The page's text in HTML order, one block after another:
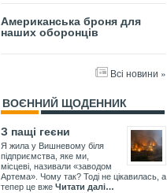
Американська броня для
наших оборонців
Всі новини »
ВОЄННИЙ ЩОДЕННИК
З пащі геєни
Я жила у Вишневому біля
підприємства, яке ми,
місцеві, називали «заводом
Артема». Чому так? Тоді не цікавилась, а
тепер це вже Читати далі…